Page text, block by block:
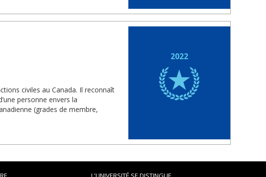
civiles au Canada. Il reconnaît
personne envers la
(grades de membre,
2022